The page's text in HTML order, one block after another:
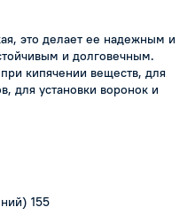
это делает ее надежным и
и долговечным.
кипячении веществ, для
для установки воронок и
155